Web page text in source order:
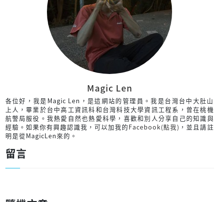
Magic Len
各位好，我是Magic Len，是這網站的管理員。我是台灣台中大肚山
上人，畢業於台中高工資訊科和台灣科技大學資訊工程系，曾在桃機
航警局服役。我熱愛自然也熱愛科學，喜歡和別人分享自己的知識與
經驗。如果你有興趣認識我，可以加我的Facebook(點我) ，並且請註
明是從MagicLen來的。
留言